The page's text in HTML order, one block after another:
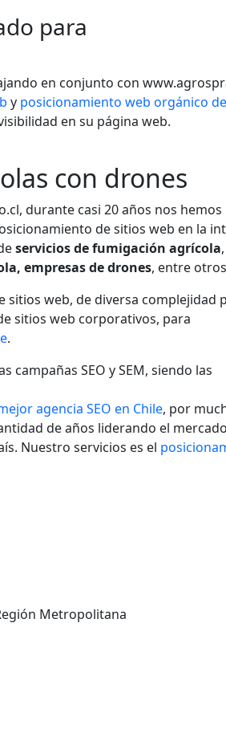
para
en conjunto con
y posicionamiento web orgánico
en su página web.
con drones
durante casi 20 años nos hemos
de sitios web en la
servicios de fumigación agrícola,
empresas de drones, entre
sitios web, de diversa complejidad
sitios web corporativos, para
.
campañas SEO y SEM, siendo las
agencia SEO en Chile, por
de años liderando el
Nuestro servicios es el
Metropolitana